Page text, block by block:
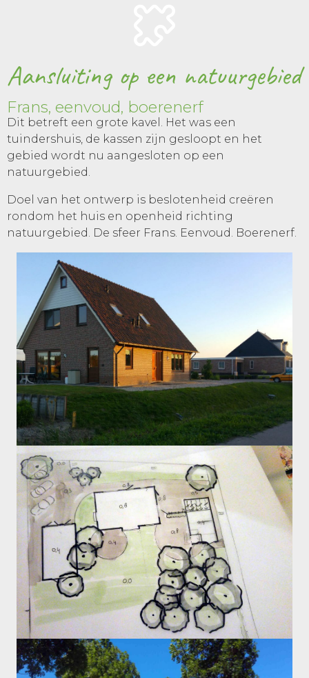
Aansluiting op een natuurgebied
Frans, eenvoud, boerenerf
Dit betreft een grote kavel. Het was een
tuindershuis, de kassen zijn gesloopt en het
gebied wordt nu aangesloten op een
natuurgebied.
Doel van het ontwerp is beslotenheid creëren
rondom het huis en openheid richting
natuurgebied. De sfeer Frans. Eenvoud. Boerenerf.